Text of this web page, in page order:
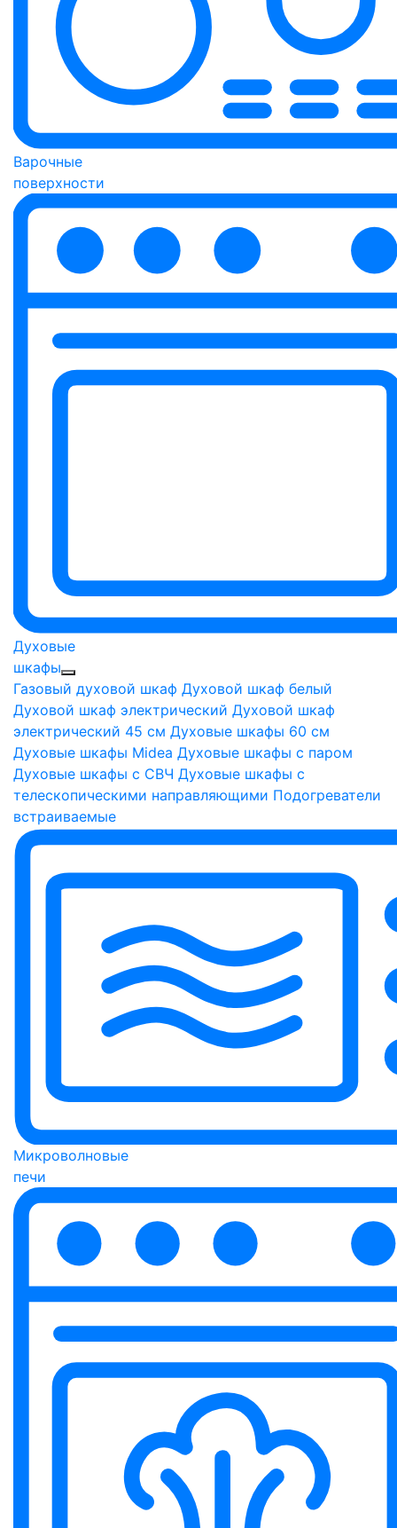
Варочные
поверхности
Духовые
шкафы
Газовый духовой шкаф Духовой шкаф белый
Духовой шкаф электрический Духовой шкаф
электрический 45 см Духовые шкафы 60 см
Духовые шкафы Midea Духовые шкафы с паром
Духовые шкафы с СВЧ Духовые шкафы с
телескопическими направляющими Подогреватели
встраиваемые
Микроволновые
печи